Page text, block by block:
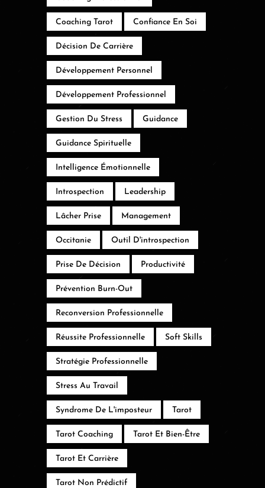
Coaching Tarot Confiance En Soi
Décision De Carrière
Développement Personnel
Développement Professionnel
Gestion Du Stress Guidance
Guidance Spirituelle
Intelligence Émotionnelle
Introspection Leadership
Lâcher Prise Management
Occitanie Outil D'introspection
Prise De Décision Productivité
Prévention Burn-Out
Reconversion Professionnelle
Réussite Professionnelle Soft Skills
Stratégie Professionnelle
Stress Au Travail
Syndrome De L'imposteur Tarot
Tarot Coaching Tarot Et Bien-Être
Tarot Et Carrière
Tarot Non Prédictif